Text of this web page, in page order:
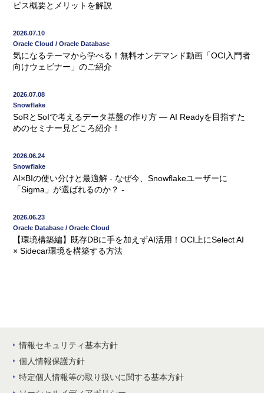
ビス概要とメリットを解説
2026.07.10
Oracle Cloud / Oracle Database
気になるテーマから学べる！無料オンデマンド動画「OCI入門者
向けウェビナー」のご紹介
2026.07.08
Snowflake
SoRとSoIで考えるデータ基盤の作り方 ― AI Readyを目指すた
めのセミナー見どころ紹介！
2026.06.24
Snowflake
AI×BIの使い分けと最適解 - なぜ今、Snowflakeユーザーに
「Sigma」が選ばれるのか？ -
2026.06.23
Oracle Database / Oracle Cloud
【環境構築編】既存DBに手を加えずAI活用！OCI上にSelect AI
× Sidecar環境を構築する方法
情報セキュリティ基本方針
個人情報保護方針
特定個人情報等の取り扱いに関する基本方針